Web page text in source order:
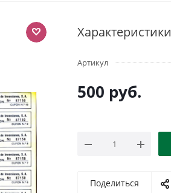
Характеристики
Артикул
500 руб.
Поделиться